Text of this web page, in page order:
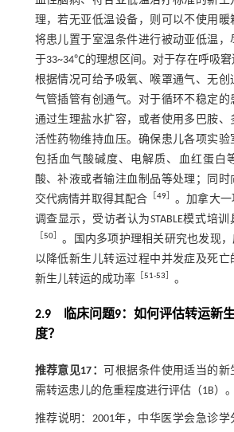
理，若无亚低温设备，则可以不使用暖
将患儿置于室温条件进行被动亚低温，
于33~34℃的理想区间。对于存在呼吸窘
根据情况可给予吸氧、喉罩通气、无创
气管插管有创通气。对于循环不稳定的
通过生理盐水扩容，或者使用多巴胺、
活性药物维持血压。确保患儿各项实验
包括血气酸碱度、电解质、血红蛋白
酸、补液或者输注血制品等处理；同时
交代病情并取得其配合
49］ 。加拿大
调查显示，受访者认为STABLE模式培
50］ 。国内多项护理相关研究也发现，
以降低新生儿转运过程中并发症及死亡
新生儿转运的成功率［ 51-53 。
2.9 临床问题9：如何评估转运新
度？
推荐意见17：
可根据条件使用适当的
需转运患儿的危重程度进行评估（1B）。
推荐说明：2001年，中华医学会急诊